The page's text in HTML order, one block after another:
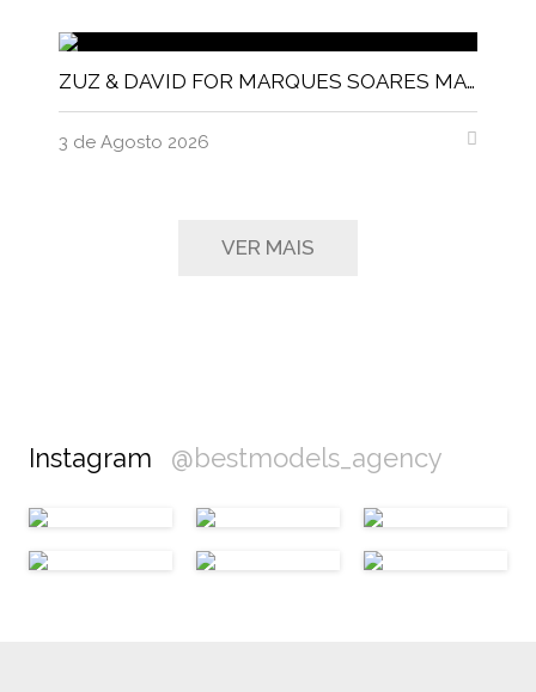
ZUZ & DAVID FOR MARQUES SOARES MAGNITUDE MAGAZINE
3 de Agosto 2026
VER MAIS
Instagram @bestmodels_agency